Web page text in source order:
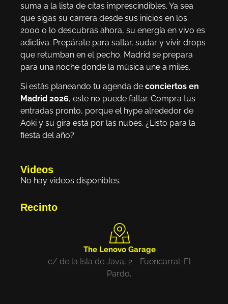
suma a la lista de citas imprescindibles. Ya sea
que sigas su carrera desde sus inicios en los
2000 o lo descubras ahora, su energía en vivo es
adictiva. Prepárate para saltar, sudar y vivir drops
que retumban en el pecho. Madrid se prepara
para una noche donde la música une a miles.
Si estás planeando tu agenda de conciertos en
Madrid 2026, este no puede faltar. Compra tus
entradas pronto, porque el hype alrededor de
Aoki y su gira está por las nubes. ¿Listo para la
fiesta del año?
Videos
No hay videos disponibles.
Recinto
The Lenovo Garage
c/ de la Isla de Java, 2 - Fuencarral-El
Pardo,